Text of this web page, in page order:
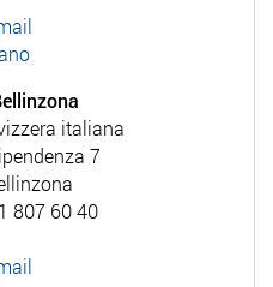
italiana
7
807 60 40